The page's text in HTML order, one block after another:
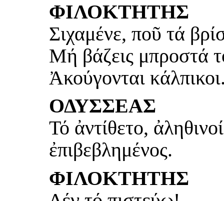
ΦΙΛΟΚΤΗΤΗΣ
Σιχαμένε, ποῦ τά
Μή βάζεις μπροστά
Ἀκούγονται
ΟΔΥΣΣΕΑΣ
Τό ἀντίθετο,
ἐπιβεβλημένος.
ΦΙΛΟΚΤΗΤΗΣ